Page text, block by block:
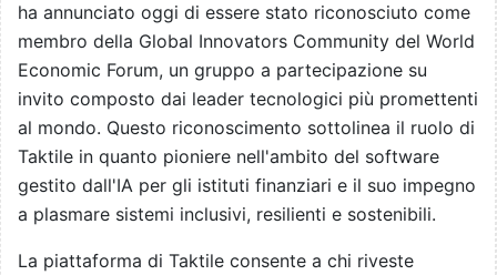
ha annunciato oggi di essere stato riconosciuto come
membro della Global Innovators Community del World
Economic Forum, un gruppo a partecipazione su
invito composto dai leader tecnologici più promettenti
al mondo. Questo riconoscimento sottolinea il ruolo di
Taktile in quanto pioniere nell'ambito del software
gestito dall'IA per gli istituti finanziari e il suo impegno
a plasmare sistemi inclusivi, resilienti e sostenibili.
La piattaforma di Taktile consente a chi riveste